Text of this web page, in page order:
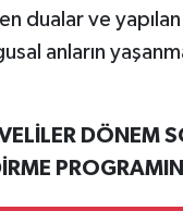
dualar ve
anların
DÖNEM